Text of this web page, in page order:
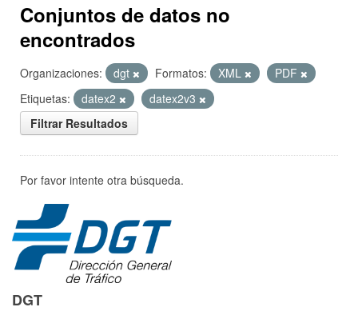
Conjuntos de datos no
encontrados
Organizaciones: dgt Formatos: XML
PDF
Etiquetas:
datex2
datex2v3
Filtrar Resultados
Por favor intente otra búsqueda.
DGT